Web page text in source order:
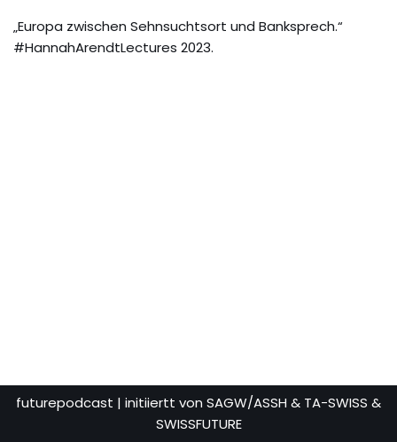
„Europa zwischen Sehnsuchtsort und Banksprech.“
#HannahArendtLectures 2023.
futurepodcast | initiiertt von SAGW/ASSH & TA-SWISS &
SWISSFUTURE